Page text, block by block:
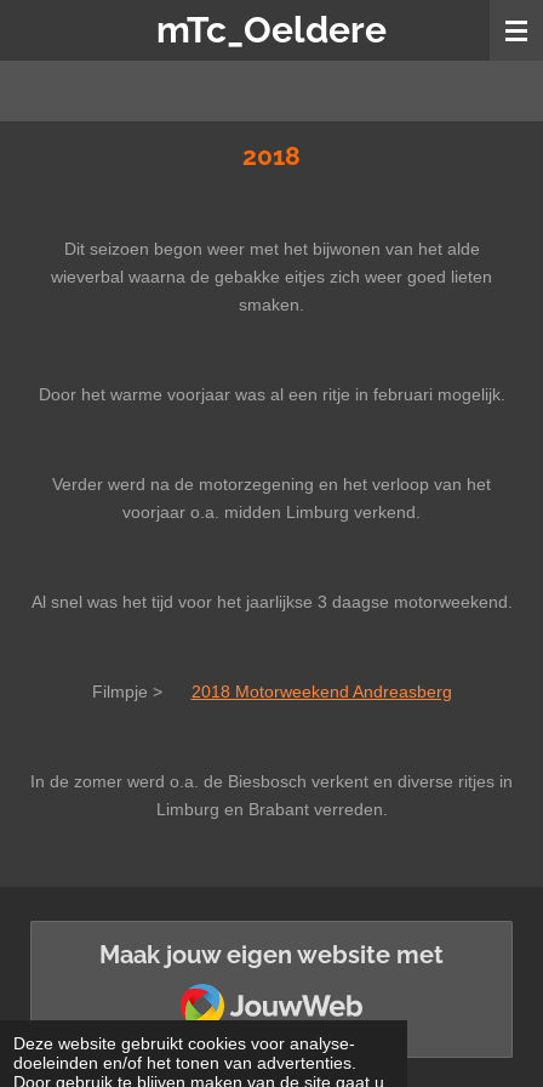
Deze website gebruikt cookies voor analyse-
doeleinden en/of het tonen van advertenties.
Door gebruik te blijven maken van de site gaat u
mTc_Oeldere
2018
Dit seizoen begon weer met het bijwonen van het alde
wieverbal waarna de gebakke eitjes zich weer goed lieten
smaken.
Door het warme voorjaar was al een ritje in februari mogelijk.
Verder werd na de motorzegening en het verloop van het
voorjaar o.a. midden Limburg verkend.
Al snel was het tijd voor het jaarlijkse 3 daagse motorweekend.
Filmpje > 2018 Motorweekend Andreasberg
In de zomer werd o.a. de Biesbosch verkent en diverse ritjes in
Limburg en Brabant verreden.
Maak jouw eigen website met
JouwWeb